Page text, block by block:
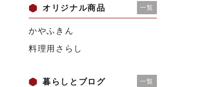
オリジナル商品 一覧
かやふきん
料理用さらし
暮らしとブログ 一覧